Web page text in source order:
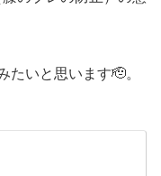
たいと思います🫡。